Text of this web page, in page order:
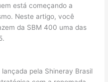
está começando a
Neste artigo, você
da SBM 400 uma das
pela Shineray Brasil